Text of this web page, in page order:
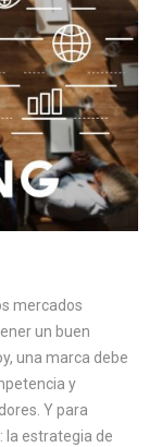
mercados
un buen
una marca debe
y
Y para
la estrategia de